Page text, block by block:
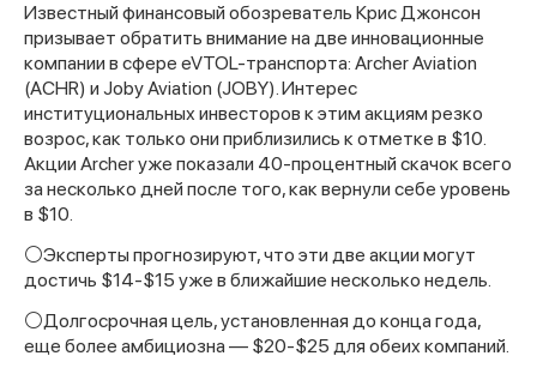
Известный финансовый обозреватель Крис Джонсон
призывает обратить внимание на две инновационные
компании в сфере eVTOL-транспорта: Archer Aviation
(ACHR) и Joby Aviation (JOBY). Интерес
институциональных инвесторов к этим акциям резко
возрос, как только они приблизились к отметке в $10.
Акции Archer уже показали 40-процентный скачок всего
за несколько дней после того, как вернули себе уровень
в $10.
⚪️Эксперты прогнозируют, что эти две акции могут
достичь $14-$15 уже в ближайшие несколько недель.
⚪️Долгосрочная цель, установленная до конца года,
еще более амбициозна — $20-$25 для обеих компаний.